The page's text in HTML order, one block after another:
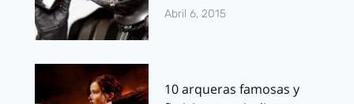
Abril 6, 2015
10 arqueras famosas y